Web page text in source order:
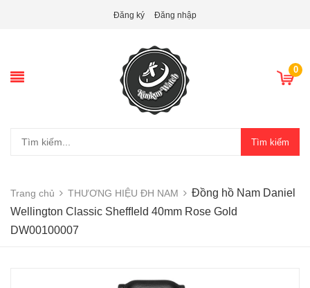
Đăng ký Đăng nhập
0
Tìm kiếm
Trang chủ THƯƠNG HIỆU ĐH NAM
Đồng hồ Nam Daniel
Wellington Classic SheffIeld 40mm Rose Gold
DW00100007